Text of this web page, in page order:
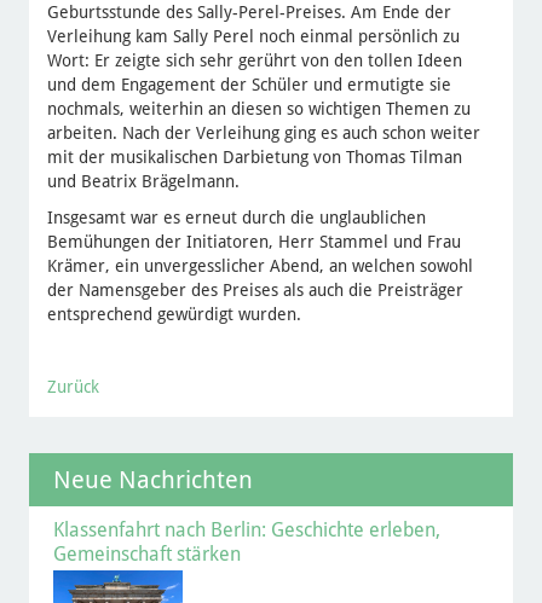
Geburtsstunde des Sally-Perel-Preises. Am Ende der
Verleihung kam Sally Perel noch einmal persönlich zu
Wort: Er zeigte sich sehr gerührt von den tollen Ideen
und dem Engagement der Schüler und ermutigte sie
nochmals, weiterhin an diesen so wichtigen Themen zu
arbeiten. Nach der Verleihung ging es auch schon weiter
mit der musikalischen Darbietung von Thomas Tilman
und Beatrix Brägelmann.
Insgesamt war es erneut durch die unglaublichen
Bemühungen der Initiatoren, Herr Stammel und Frau
Krämer, ein unvergesslicher Abend, an welchen sowohl
der Namensgeber des Preises als auch die Preisträger
entsprechend gewürdigt wurden.
Zurück
Neue Nachrichten
Klassenfahrt nach Berlin: Geschichte erleben,
Gemeinschaft stärken